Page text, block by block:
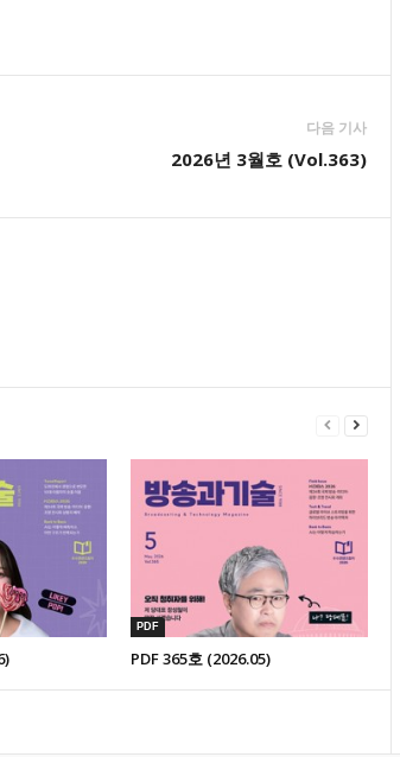
다음 기사
2026년 3월호 (Vol.363)
PDF
PDF 365호 (2026.05)